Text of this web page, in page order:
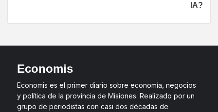
IA?
Economis
Economis es el primer diario sobre economía, negocios
y política de la provincia de Misiones. Realizado por un
grupo de periodistas con casi dos décadas de